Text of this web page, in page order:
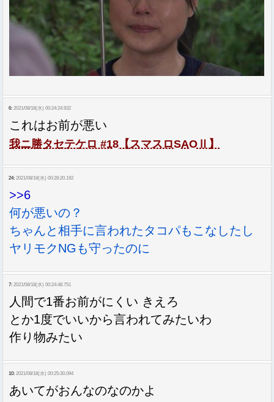
6: 2021/08/18(水) 00:24:24.932
これはお前が悪い
我ニ勝タセテケロ #18【スマスロSAOⅡ】
24: 2021/08/18(水) 00:28:20.192
>>6
何が悪いの？
ちゃんと相手に言われたタコパもこなしたし
ヤリモクNGも守ったのに
7: 2021/08/18(水) 00:24:48.751
人間で1番お前がにくい きえろ
とか1度でいいから言われてみたいわ
作り物みたい
10: 2021/08/18(水) 00:25:30.094
あいてがおんなのなのかよ